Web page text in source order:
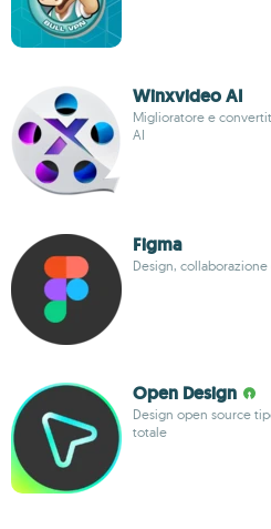
Winxvideo AI
Miglioratore e
AI
Figma
Design,
Open Design
Design open source
totale